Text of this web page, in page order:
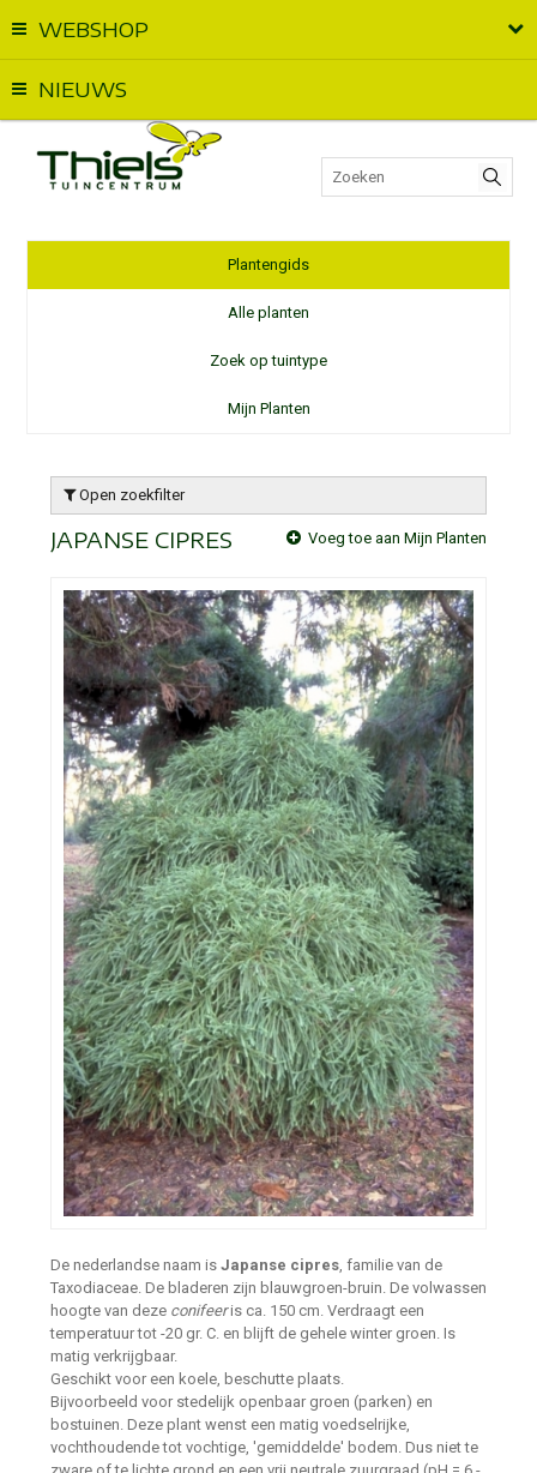
WEBSHOP
NIEUWS
Plantengids
Alle planten
Zoek op tuintype
Mijn Planten
Open zoekfilter
JAPANSE CIPRES Voeg toe aan Mijn Planten
De nederlandse naam is Japanse cipres, familie van de
Taxodiaceae. De bladeren zijn blauwgroen-bruin. De volwassen
hoogte van deze conifeeris ca. 150 cm. Verdraagt een
temperatuur tot -20 gr. C. en blijft de gehele winter groen. Is
matig verkrijgbaar.
Geschikt voor een koele, beschutte plaats.
Bijvoorbeeld voor stedelijk openbaar groen (parken) en
bostuinen. Deze plant wenst een matig voedselrijke,
vochthoudende tot vochtige, 'gemiddelde' bodem. Dus niet te